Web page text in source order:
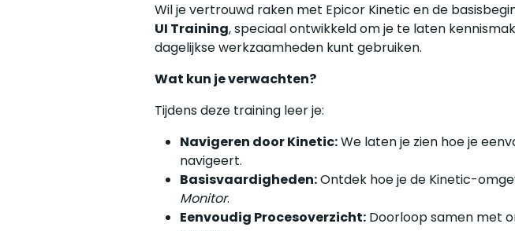
Wil je vertrouwd raken met Epicor Kinetic en de
UI Training, speciaal ontwikkeld om je te laten
dagelijkse werkzaamheden kunt gebruiken.
Wat kun je verwachten?
Tijdens deze training leer je:
Navigeren door Kinetic:We laten je zien hoe je
navigeert.
Basisvaardigheden:Ontdek hoe je de Kinetic-
Monitor.
Eenvoudig Procesoverzicht: Doorloop samen met